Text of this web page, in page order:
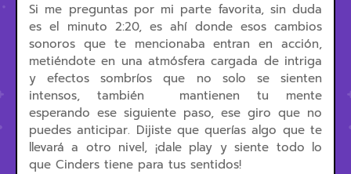
Si me preguntas por mi parte favorita, sin duda
es el minuto 2:20, es ahí donde esos cambios
sonoros que te mencionaba entran en acción,
metiéndote en una atmósfera cargada de intriga
y efectos sombríos que no solo se sienten
intensos, también mantienen tu mente
esperando ese siguiente paso, ese giro que no
puedes anticipar. Dijiste que querías algo que te
llevará a otro nivel, ¡dale play y siente todo lo
que Cinders tiene para tus sentidos!